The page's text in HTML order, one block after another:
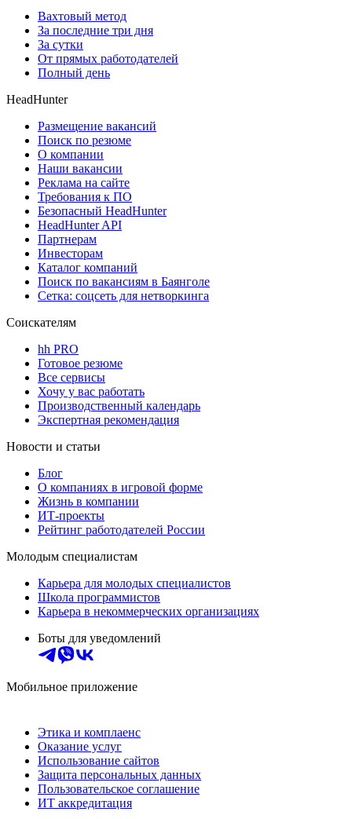
Вахтовый метод
За последние три дня
За сутки
От прямых работодателей
Полный день
HeadHunter
Размещение вакансий
Поиск по резюме
О компании
Наши вакансии
Реклама на сайте
Требования к ПО
Безопасный HeadHunter
HeadHunter API
Партнерам
Инвесторам
Каталог компаний
Поиск по вакансиям в Баянголе
Сетка: соцсеть для нетворкинга
Соискателям
hh PRO
Готовое резюме
Все сервисы
Хочу у вас работать
Производственный календарь
Экспертная рекомендация
Новости и статьи
Блог
О компаниях в игровой форме
Жизнь в компании
ИТ-проекты
Рейтинг работодателей России
Молодым специалистам
Карьера для молодых специалистов
Школа программистов
Карьера в некоммерческих организациях
Боты для уведомлений
Мобильное приложение
Этика и комплаенс
Оказание услуг
Использование сайтов
Защита персональных данных
Пользовательское соглашение
ИТ аккредитация